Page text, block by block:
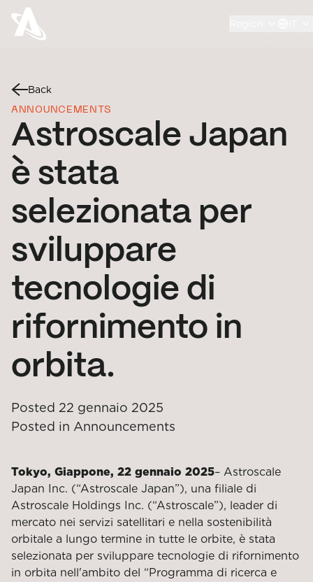
Back
ANNOUNCEMENTS
Astroscale Japan
è stata
selezionata per
sviluppare
tecnologie di
rifornimento in
orbita.
Posted 22 gennaio 2025
Posted in Announcements
Tokyo, Giappone, 22 gennaio 2025– Astroscale
Japan Inc. (“Astroscale Japan”), una filiale di
Astroscale Holdings Inc. (“Astroscale”), leader di
mercato nei servizi satellitari e nella sostenibilità
orbitale a lungo termine in tutte le orbite, è stata
selezionata per sviluppare tecnologie di rifornimento
in orbita nell'ambito del “Programma di ricerca e